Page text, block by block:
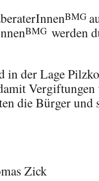
BMG
BMG werden
in der Lage
Vergiftungen
die Bürger und
Zick